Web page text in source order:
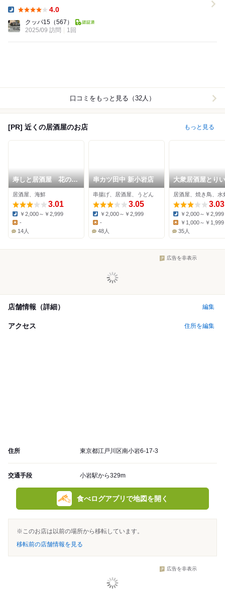
4.0
クッパ15 （567）
2025/09 訪問
1回
口コミをもっと見る（32人）
[PR] 近くの居酒屋のお店 もっと見る
寿しと居酒屋 花の舞
京成小岩店
居酒屋、海鮮
3.01
Dinner:
￥2,000～￥2,999
Lunch:
-
14人
串カツ田中 新小岩店
串揚げ、居酒屋、うどん
3.05
Dinner:
￥2,000～￥2,999
Lunch:
-
48人
大衆居酒屋とり
小岩北口店
居酒屋、焼き鳥、水
3.03
Dinner:
￥2,000～￥2,999
Lunch:
￥1,000～￥1,999
35人
広告を非表示
店舗情報（詳細） 編集
アクセス 住所を編集
住所 東京都江戸川区南小岩6-17-3
交通手段 小岩駅から329m
食べログアプリで地図を開く
※このお店は以前の場所から移転しています。
移転前の店舗情報を見る
広告を非表示